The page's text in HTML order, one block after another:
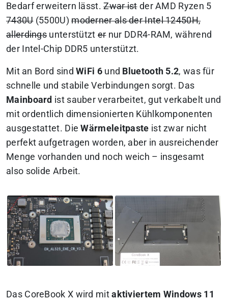
Bedarf erweitern lässt.Zwar istder AMD Ryzen 5
7430U(5500U)moderner als der Intel 12450H,
allerdings unterstützt ernur DDR4-RAM, während
der Intel-Chip DDR5 unterstützt.
Mit an Bord sindWiFi 6und Bluetooth 5.2, was für
schnelle und stabile Verbindungen sorgt. Das
Mainboard ist sauber verarbeitet, gut verkabelt und
mit ordentlich dimensionierten Kühlkomponenten
ausgestattet. DieWärmeleitpaste ist zwar nicht
perfekt aufgetragen worden, aber in ausreichender
Menge vorhanden und noch weich – insgesamt
also solide Arbeit.
Das CoreBook X wird mitaktiviertem Windows 11